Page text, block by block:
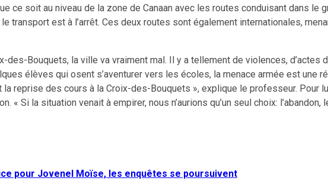
ce soit au niveau de la zone de Canaan avec les routes conduisant dans le
transport est à l’arrêt. Ces deux routes sont également internationales,
des-Bouquets, la ville va vraiment mal. Il y a tellement de violences,
élèves qui osent s’aventurer vers les écoles, la menace armée est une
la reprise des cours à la Croix-des-Bouquets », explique le professeur. Pour
« Si la situation venait à empirer, nous n’aurions qu’un seul choix: l’abandon,
pour Jovenel Moïse, les enquêtes se poursuivent